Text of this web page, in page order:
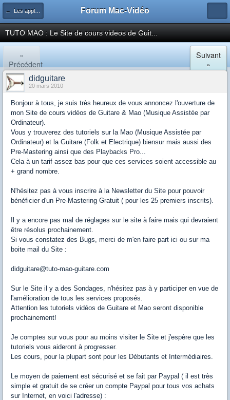
← Les applications audio Forum Mac-Vidéo
TUTO MAO : Le Site de cours videos de Guit...
«
Précédent
Suivant
»
didguitare
20 mars 2010
Bonjour à tous, je suis très heureux de vous annoncez l'ouverture de
mon Site de cours vidéos de Guitare & Mao (Musique Assistée par
Ordinateur).
Vous y trouverez des tutoriels sur la Mao (Musique Assistée par
Ordinateur) et la Guitare (Folk et Electrique) biensur mais aussi des
Pre-Mastering ainsi que des Playbacks Pro...
Cela à un tarif assez bas pour que ces services soient accessible au
+ grand nombre.
N'hésitez pas à vous inscrire à la Newsletter du Site pour pouvoir
bénéficier d'un Pre-Mastering Gratuit ( pour les 25 premiers inscrits).
Il y a encore pas mal de réglages sur le site à faire mais qui devraient
être résolus prochainement.
Si vous constatez des Bugs, merci de m'en faire part ici ou sur ma
boite mail du Site :
didguitare@tuto-mao-guitare.com
Sur le Site il y a des Sondages, n'hésitez pas à y participer en vue de
l'amélioration de tous les services proposés.
Attention les tutoriels vidéos de Guitare et Mao seront disponible
prochainement!
Je comptes sur vous pour au moins visiter le Site et j'espère que les
tutoriels vous aideront à progresser.
Les cours, pour la plupart sont pour les Débutants et Intermédiaires.
Le moyen de paiement est sécurisé et se fait par Paypal ( il est très
simple et gratuit de se créer un compte Paypal pour tous vos achats
sur Internet, en voici l'adresse) :